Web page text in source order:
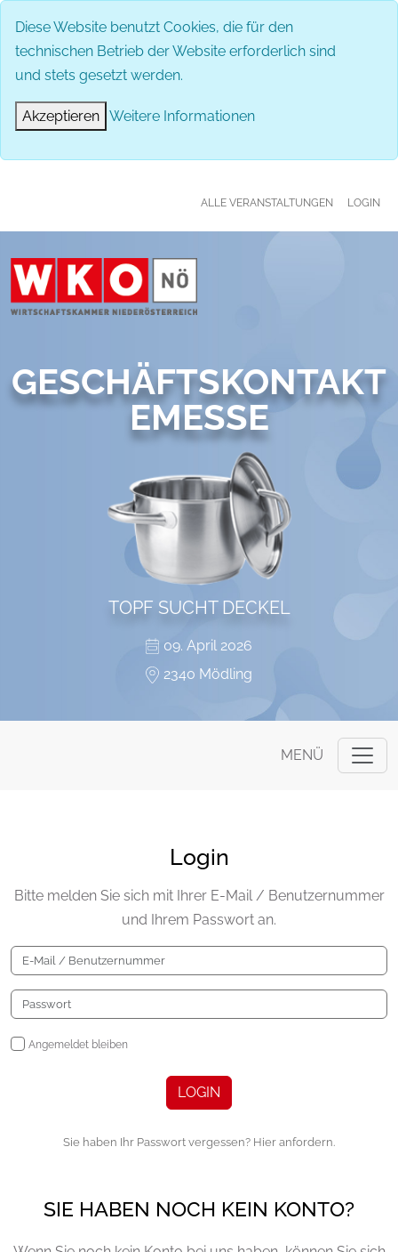
Diese Website benutzt Cookies, die für den
technischen Betrieb der Website erforderlich sind
und stets gesetzt werden.
Akzeptieren Weitere Informationen
ALLE VERANSTALTUNGEN LOGIN
GESCHÄFTSKONTAKT
EMESSE
TOPF SUCHT DECKEL
09. April 2026
2340 Mödling
MENÜ
MENÜ
Login
Bitte melden Sie sich mit Ihrer E-Mail / Benutzernummer
und Ihrem Passwort an.
Angemeldet bleiben
LOGIN
Sie haben Ihr Passwort vergessen? Hier anfordern.
SIE HABEN NOCH KEIN KONTO?